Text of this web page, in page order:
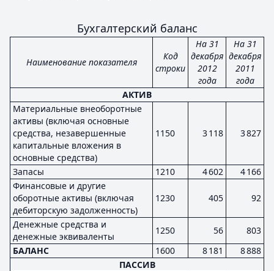
Бухгалтерский баланс
Наименование показателя
Код
строки
На 31
декабря
2012
года
На 31
декабря
2011
года
АКТИВ
Материальные внеоборотные
активы (включая основные
средства, незавершенные
капитальные вложения в
основные средства)
1150 3 118 3 827
Запасы 1210 4 602
4 166
Финансовые и другие
оборотные активы (включая
дебиторскую задолженность)
1230 405 92
Денежные средства и
денежные эквиваленты
1250 56
803
БАЛАНС
1600 8 181
8 888
ПАССИВ